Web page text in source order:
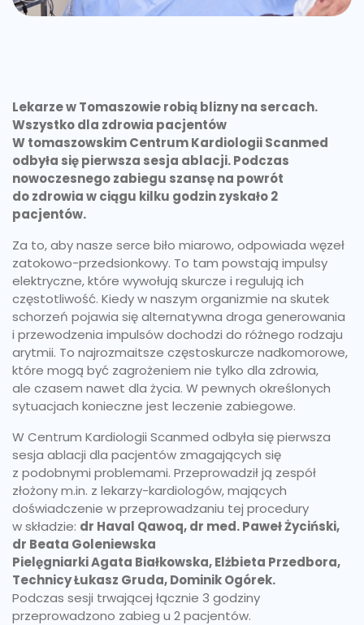
Lekarze w Tomaszowie robią blizny na sercach.
Wszystko dla zdrowia pacjentów
W tomaszowskim Centrum Kardiologii Scanmed
odbyła się pierwsza sesja ablacji. Podczas
nowoczesnego zabiegu szansę na powrót
do zdrowia w ciągu kilku godzin zyskało 2
pacjentów.
Za to, aby nasze serce biło miarowo, odpowiada węzeł
zatokowo-przedsionkowy. To tam powstają impulsy
elektryczne, które wywołują skurcze i regulują ich
częstotliwość. Kiedy w naszym organizmie na skutek
schorzeń pojawia się alternatywna droga generowania
i przewodzenia impulsów dochodzi do różnego rodzaju
arytmii. To najrozmaitsze częstoskurcze nadkomorowe,
które mogą być zagrożeniem nie tylko dla zdrowia,
ale czasem nawet dla życia. W pewnych określonych
sytuacjach konieczne jest leczenie zabiegowe.
W Centrum Kardiologii Scanmed odbyła się pierwsza
sesja ablacji dla pacjentów zmagających się
z podobnymi problemami. Przeprowadził ją zespół
złożony m.in. z lekarzy-kardiologów, mających
doświadczenie w przeprowadzaniu tej procedury
w składzie: dr Haval Qawoq, dr med. Paweł Życiński,
dr Beata Goleniewska
Pielęgniarki Agata Białkowska, Elżbieta Przedbora,
Technicy Łukasz Gruda, Dominik Ogórek.
Podczas sesji trwającej łącznie 3 godziny
przeprowadzono zabieg u 2 pacjentów.